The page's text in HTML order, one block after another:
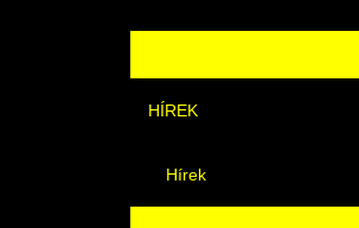
HÍREK
Hírek